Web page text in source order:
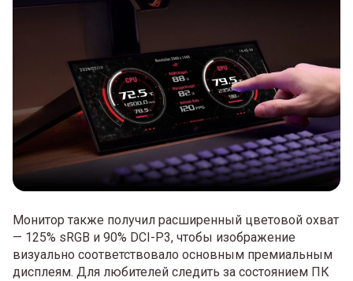
Монитор также получил расширенный цветовой охват
— 125% sRGB и 90% DCI-P3, чтобы изображение
визуально соответствовало основным премиальным
дисплеям. Для любителей следить за состоянием ПК